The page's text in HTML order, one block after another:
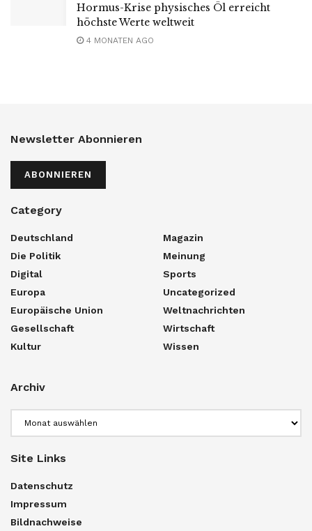
Hormus-Krise physisches Öl erreicht
höchste Werte weltweit
4 MONATEN AGO
Newsletter Abonnieren
ABONNIEREN
Category
Deutschland
Die Politik
Digital
Europa
Europäische Union
Gesellschaft
Kultur
Magazin
Meinung
Sports
Uncategorized
Weltnachrichten
Wirtschaft
Wissen
Archiv
Site Links
Datenschutz
Impressum
Bildnachweise